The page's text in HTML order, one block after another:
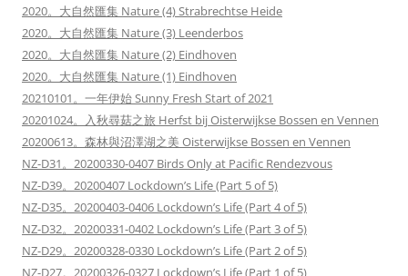
2020。大自然匯集 Nature (4) Strabrechtse Heide
2020。大自然匯集 Nature (3) Leenderbos
2020。大自然匯集 Nature (2) Eindhoven
2020。大自然匯集 Nature (1) Eindhoven
20210101。一年伊始 Sunny Fresh Start of 2021
20201024。入秋尋菇之旅 Herfst bij Oisterwijkse Bossen en Vennen
20200613。森林與沼澤湖之美 Oisterwijkse Bossen en Vennen
NZ-D31。20200330-0407 Birds Only at Pacific Rendezvous
NZ-D39。20200407 Lockdown’s Life (Part 5 of 5)
NZ-D35。20200403-0406 Lockdown’s Life (Part 4 of 5)
NZ-D32。20200331-0402 Lockdown’s Life (Part 3 of 5)
NZ-D29。20200328-0330 Lockdown’s Life (Part 2 of 5)
NZ-D27。20200326-0327 Lockdown’s Life (Part 1 of 5)